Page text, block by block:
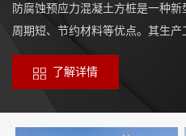
防腐蚀预应力混凝土方桩是一种
周期短、节约材料等优点。其生产
了解详情